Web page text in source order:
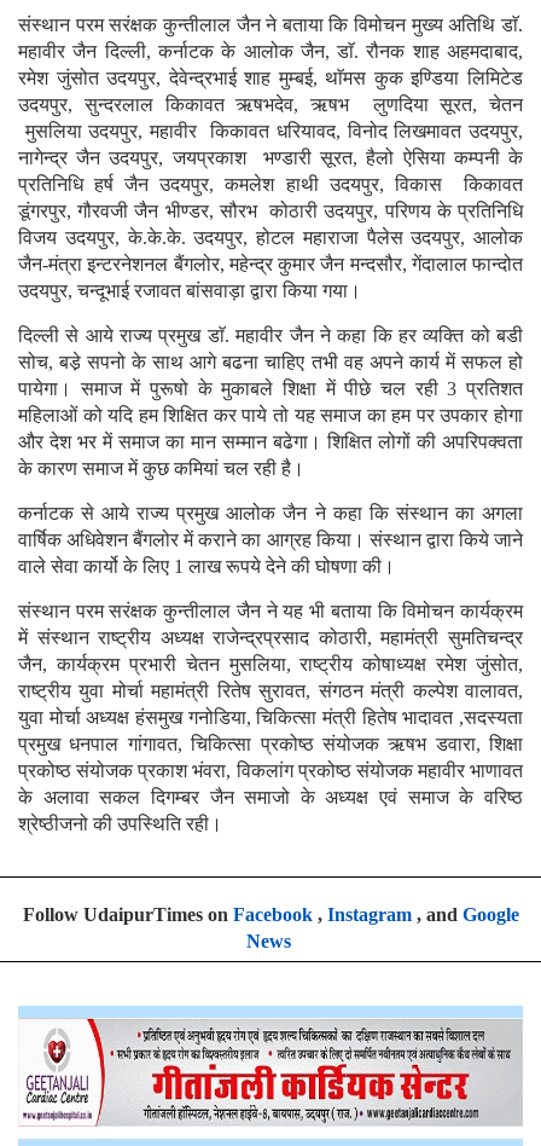
संस्थान परम सरंक्षक कुन्तीलाल जैन ने बताया कि विमोचन मुख्य अतिथि डाॅ.
महावीर जैन दिल्ली, कर्नाटक के आलोक जैन, डाॅ. रौनक शाह अहमदाबाद,
रमेश जुंसोत उदयपुर, देवेन्द्रभाई शाह मुम्बई, थाॅमस कुक इण्डिया लिमिटेड
उदयपुर, सुन्दरलाल किकावत ऋषभदेव, ऋषभ लुणदिया सूरत, चेतन
मुसलिया उदयपुर, महावीर किकावत धरियावद, विनोद लिखमावत उदयपुर,
नागेन्द्र जैन उदयपुर, जयप्रकाश भण्डारी सूरत, हैलो ऐसिया कम्पनी के
प्रतिनिधि हर्ष जैन उदयपुर, कमलेश हाथी उदयपुर, विकास किकावत
डूंगरपुर, गौरवजी जैन भीण्डर, सौरभ कोठारी उदयपुर, परिणय के प्रतिनिधि
विजय उदयपुर, के.के.के. उदयपुर, होटल महाराजा पैलेस उदयपुर, आलोक
जैन-मंत्रा इन्टरनेशनल बैंगलोर, महेन्द्र कुमार जैन मन्दसौर, गेंदालाल फान्दोत
उदयपुर, चन्दूभाई रजावत बांसवाड़ा द्वारा किया गया।
दिल्ली से आये राज्य प्रमुख डाॅ. महावीर जैन ने कहा कि हर व्यक्ति को बडी
सोच, बडे़ सपनो के साथ आगे बढना चाहिए तभी वह अपने कार्य में सफल हो
पायेगा। समाज में पुरूषो के मुकाबले शिक्षा में पीछे चल रही 3 प्रतिशत
महिलाओं को यदि हम शिक्षित कर पाये तो यह समाज का हम पर उपकार होगा
और देश भर में समाज का मान सम्मान बढेगा। शिक्षित लोगों की अपरिपक्वता
के कारण समाज में कुछ कमियां चल रही है।
कर्नाटक से आये राज्य प्रमुख आलोक जैन ने कहा कि संस्थान का अगला
वार्षिक अधिवेशन बैंगलोर में कराने का आग्रह किया। संस्थान द्वारा किये जाने
वाले सेवा कार्यो के लिए 1 लाख रूपये देने की घोषणा की।
संस्थान परम सरंक्षक कुन्तीलाल जैन ने यह भी बताया कि विमोचन कार्यक्रम
में संस्थान राष्ट्रीय अध्यक्ष राजेन्द्रप्रसाद कोठारी, महामंत्री सुमतिचन्द्र
जैन, कार्यक्रम प्रभारी चेतन मुसलिया, राष्ट्रीय कोषाध्यक्ष रमेश जुंसोत,
राष्ट्रीय युवा मोर्चा महामंत्री रितेष सुरावत, संगठन मंत्री कल्पेश वालावत,
युवा मोर्चा अध्यक्ष हंसमुख गनोडिया, चिकित्सा मंत्री हितेष भादावत ,सदस्यता
प्रमुख धनपाल गांगावत, चिकित्सा प्रकोष्ठ संयोजक ऋषभ डवारा, शिक्षा
प्रकोष्ठ संयोजक प्रकाश भंवरा, विकलांग प्रकोष्ठ संयोजक महावीर भाणावत
के अलावा सकल दिगम्बर जैन समाजो के अध्यक्ष एवं समाज के वरिष्ठ
श्रेष्ठीजनो की उपस्थिति रही।
Follow UdaipurTimes on Facebook, Instagram, and Google
News